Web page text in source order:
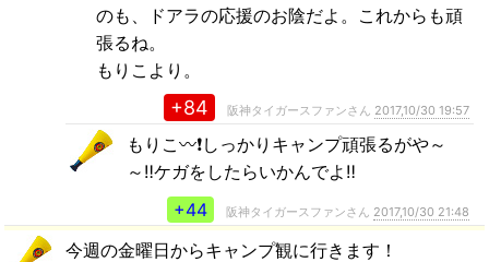
のも、ドアラの応援のお陰だよ。これからも頑
張るね。
もりこより。
+84 阪神タイガースファンさん 2017,10/30 19:57
もりこ〰️❗しっかりキャンプ頑張るがや～
～‼️ケガをしたらいかんでよ‼️
+44
阪神タイガースファンさん 2017,10/30 21:48
今週の金曜日からキャンプ観に行きます！